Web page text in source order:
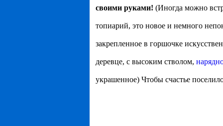
своими руками! (Иногда можно
топиарий, это новое и немного
закрепленное в горшочке
деревце, с высоким стволом,
украшенное) Чтобы счастье